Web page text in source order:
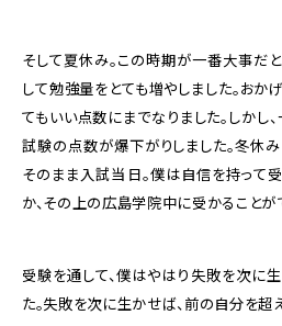
そして夏休み。この時期が一番大事だ
して勉強量をとても増やしました。おか
てもいい点数にまでなりました。しかし
試験の点数が爆下がりしました。冬休み
そのまま入試当日。僕は自信を持って
か、その上の広島学院中に受かることが
受験を通して、僕はやはり失敗を次に
た。失敗を次に生かせば、前の自分を超